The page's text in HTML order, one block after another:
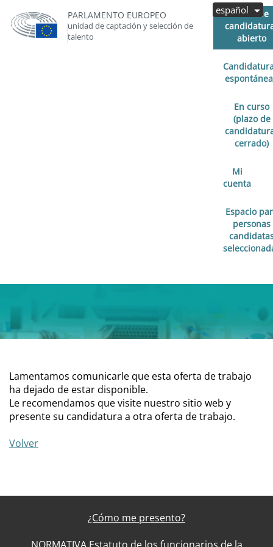
PARLAMENTO EUROPEO
unidad de captación y selección de
talento
Plazo de
abierto
espontánea
En curso
(plazo de
cerrado)
Mi
cuenta
Espacio
personas
español
Lamentamos comunicarle que esta oferta de trabajo
ha dejado de estar disponible.
Le recomendamos que visite nuestro sitio web y
presente su candidatura a otra oferta de trabajo.
Volver
¿Cómo me presento?